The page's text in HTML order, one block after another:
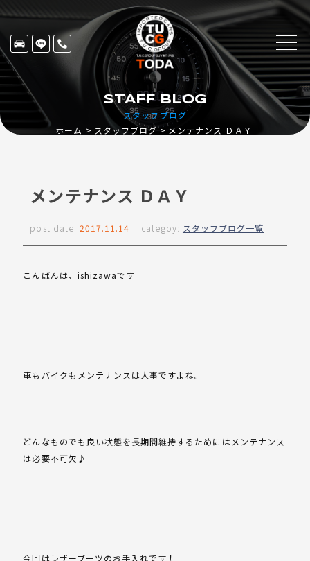
スタッフブログ
STAFF BLOG
ホーム スタッフブログ メンテナンス ＤＡＹ
メンテナンス ＤＡＹ
post date: 2017.11.14 categoy: スタッフブログ一覧
こんばんは、ishizawaです
車もバイクもメンテナンスは大事ですよね。
どんなものでも良い状態を長期間維持するためにはメンテナンス
は必要不可欠♪
今回はレザーブーツのお手入れです！